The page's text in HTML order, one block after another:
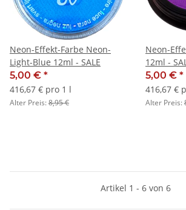
Neon-Effekt-Farbe Neon-
Light-Blue 12ml - SALE
5,00 € *
416,67 € pro 1 l
Alter Preis:8,95 €
Neon-
12ml -
5,00 € *
416,67 €
Alter Preis:
Artikel 1 - 6 von 6